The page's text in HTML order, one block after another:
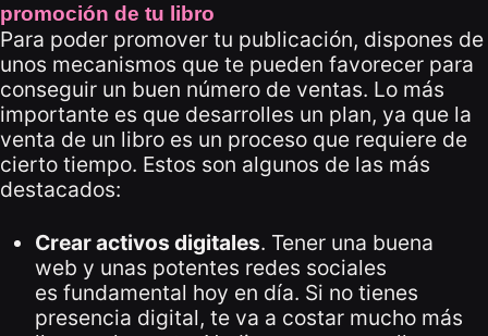
promoción de tu libro
Para poder promover tu publicación, dispones de
unos mecanismos que te pueden favorecer para
conseguir un buen número de ventas. Lo más
importante es que desarrolles un plan, ya que la
venta de un libro es un proceso que requiere de
cierto tiempo. Estos son algunos de las más
destacados:
Crear activos digitales. Tener una buena
web y unas potentes redes sociales
es fundamental hoy en día. Si no tienes
presencia digital, te va a costar mucho más